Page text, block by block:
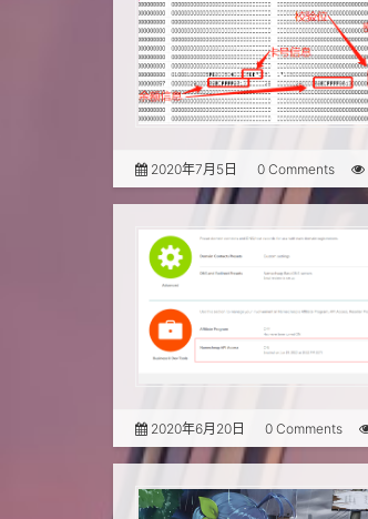
2020年7月5日 0 Comments
2020年6月20日 0 Comments